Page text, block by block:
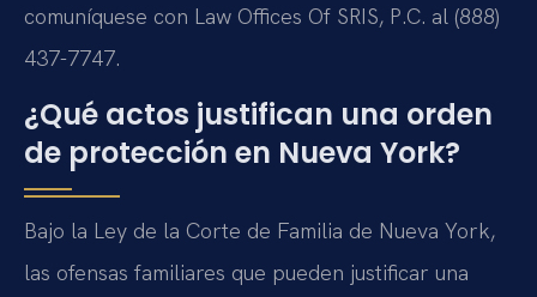
comuníquese con Law Offices Of SRIS, P.C. al (888)
437-7747.
¿Qué actos justifican una orden
de protección en Nueva York?
Bajo la Ley de la Corte de Familia de Nueva York,
las ofensas familiares que pueden justificar una